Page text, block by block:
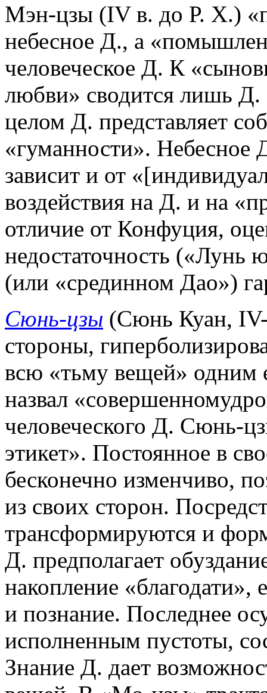
Мэн-цзы (IV в. до Р. Х.)
небесное Д., а
человеческое Д. К
любви» сводится лишь
целом Д. представляет
«гуманности». Небесное
зависит и от
воздействия на Д. и на
отличие от Конфуция,
недостаточность («Лунь
(или «срединном Дао»)
Сюнь-цзы (Сюнь Куан,
стороны,
всю «тьму вещей» одним
назвал
человеческого Д. Сюнь-
этикет». Постоянное в
бесконечно изменчиво,
из своих сторон.
трансформируются и
Д. предполагает
накопление «благодати»,
и познание. Последнее
исполненным пустоты,
Знание Д. дает